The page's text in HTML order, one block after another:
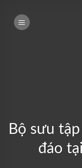
Bộ sưu
đáo